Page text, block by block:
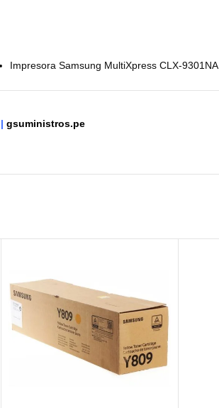
Impresora Samsung MultiXpress CLX-9301NA
| gsuministros.pe